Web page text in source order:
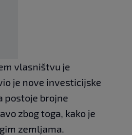
vlasništvu je
je nove investicijske
postoje brojne
zbog toga, kako je
zemljama.